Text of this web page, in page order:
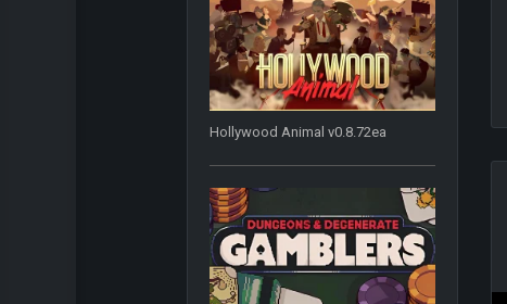
Hollywood Animal v0.8.72ea